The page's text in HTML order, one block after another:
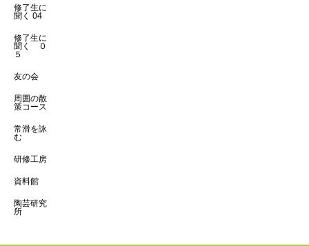
修了生に
聞く 04
修了生に
聞く ０
５
友の会
周囲の散
策コース
常滑を詠
む
研修工房
資料館
陶芸研究
所